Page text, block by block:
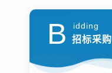
B idding
招标采购